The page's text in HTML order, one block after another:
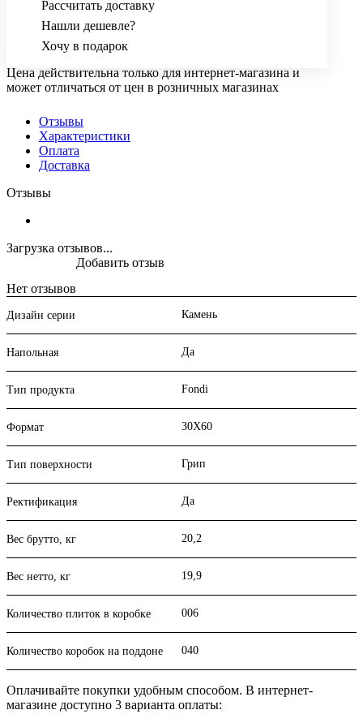
Рассчитать доставку
Нашли дешевле?
Хочу в подарок
Цена действительна только для интернет-магазина и
может отличаться от цен в розничных магазинах
Отзывы
Характеристики
Оплата
Доставка
Отзывы
Загрузка отзывов...
Нет отзывов
Добавить отзыв
Дизайн серии Камень
Напольная Да
Тип продукта Fondi
Формат 30X60
Тип поверхности Грип
Ректификация Да
Вес брутто, кг 20,2
Вес нетто, кг 19,9
Количество плиток в коробке 006
Количество коробок на поддоне 040
Оплачивайте покупки удобным способом. В интернет-
магазине доступно 3 варианта оплаты: